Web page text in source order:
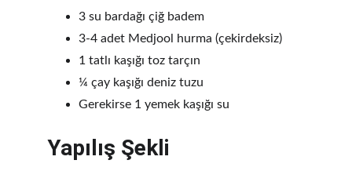
3 su bardağı çiğ badem
3-4 adet Medjool hurma (çekirdeksiz)
1 tatlı kaşığı toz tarçın
¼ çay kaşığı deniz tuzu
Gerekirse 1 yemek kaşığı su
Yapılış Şekli